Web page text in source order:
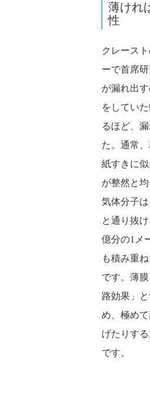
薄けれ
性
クレース
ーで首席
が漏れ出
をしてい
るほど、
た。通常
紙すきに
が整然と
気体分子
と通り抜
億分の1メ
も積み重
です。薄
路効果」
め、極め
げたりす
です。